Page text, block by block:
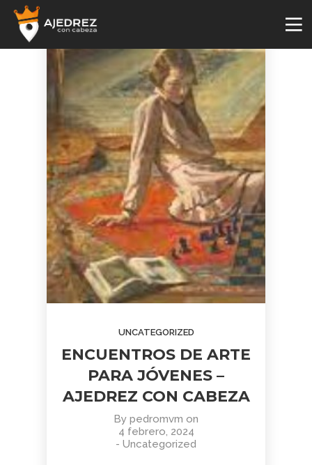
4
COMUNIDAD
AJEDREZ
CON
CABEZA.
BUEN
VERANO Y
SEPTIEMBRE!
29
2026
ARMAGGEDÓN
AJEDREZ CON
CABEZA – 4 DE
JULIO
¡AJEDREZ EN
CHAMBERÍ!
2
A MIRAR
EL ARTE:
MADRID
EN LA
SEGUNDA
1
COMUNIDAD
1
2026
TORNEO
DE
11
UNCATEGORIZED
ENCUENTROS DE ARTE
PARA JÓVENES –
AJEDREZ CON CABEZA
By pedromvm on
4 febrero, 2024
- Uncategorized